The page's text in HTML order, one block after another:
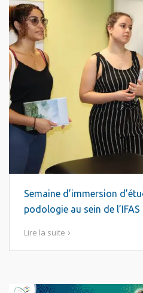
Semaine d’immersion
podologie au sein de l’IFAS
Lire la suite